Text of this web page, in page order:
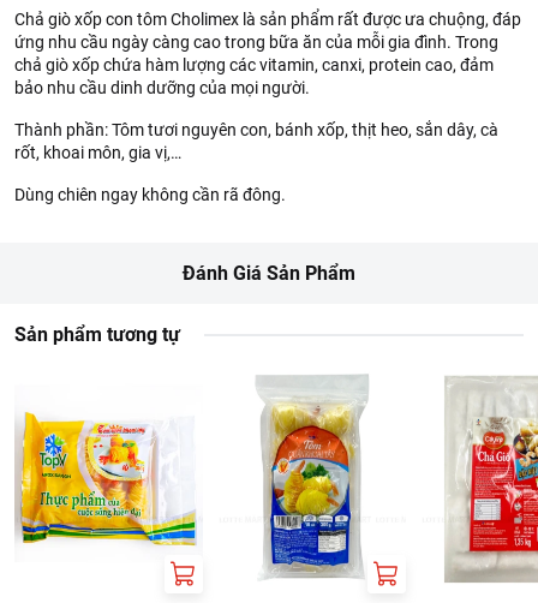
Chả giò xốp con tôm Cholimex là sản phẩm rất được ưa chuộng, đáp
ứng nhu cầu ngày càng cao trong bữa ăn của mỗi gia đình. Trong
chả giò xốp chứa hàm lượng các vitamin, canxi, protein cao, đảm
bảo nhu cầu dinh dưỡng của mọi người.
Thành phần: Tôm tươi nguyên con, bánh xốp, thịt heo, sắn dây, cà
rốt, khoai môn, gia vị,…
Dùng chiên ngay không cần rã đông.
Đánh Giá Sản Phẩm
Sản phẩm tương tự